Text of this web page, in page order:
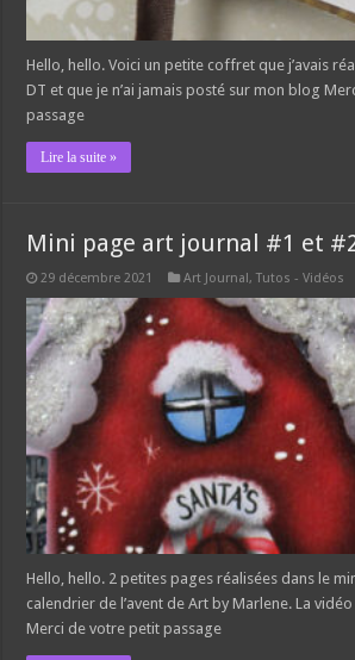
Hello, hello. Voici un petite coffret que j’avais
DT et que je n’ai jamais posté sur mon blog
passage
Lire la suite »
Mini page art journal #1 et
29 décembre 2021 Art Journal,Tutos - Vidéos
Hello, hello. 2 petites pages réalisées dans le
calendrier de l’avent de Art by Marlene. La
Merci de votre petit passage